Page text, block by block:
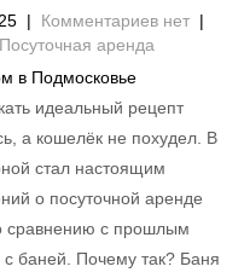
| Комментариев нет |
Посуточная аренда
в Подмосковье
идеальный рецепт
а кошелёк не похудел. В
стал настоящим
о посуточной аренде
сравнению с прошлым
баней. Почему так? Баня